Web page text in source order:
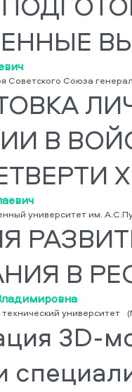
Советского Союза
В
университет им.
В
университет
3D-